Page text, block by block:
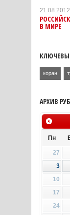
21.08.2012
В МИРЕ
коран
АРХИВ
Пн
27
3
10
17
24